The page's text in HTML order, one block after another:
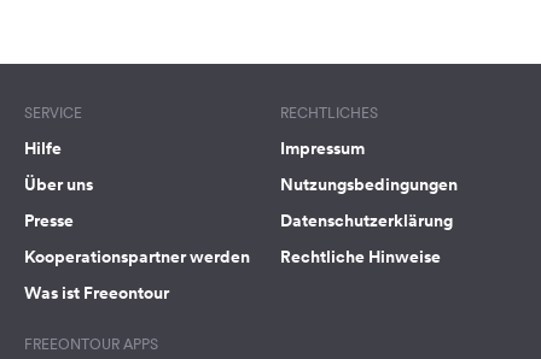
SERVICE
Hilfe
Über uns
Presse
Kooperationspartner werden
Was ist Freeontour
RECHTLICHES
Impressum
Nutzungsbedingungen
Datenschutzerklärung
Rechtliche Hinweise
FREEONTOUR APPS